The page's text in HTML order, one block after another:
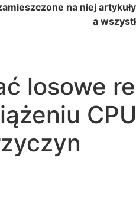
na niej
a
losowe